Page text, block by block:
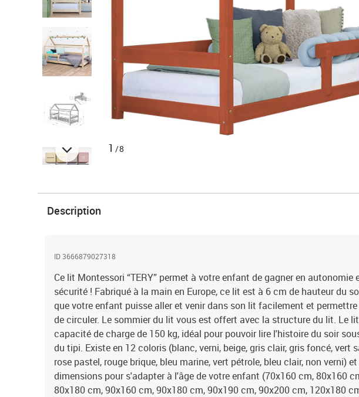
1 /8
Description
ID 3666879027318
Ce lit Montessori “TERY” permet à votre enfant de gagner en autonomie
sécurité ! Fabriqué à la main en Europe, ce lit est à 6 cm de hauteur du
que votre enfant puisse aller et venir dans son lit facilement et
de circuler. Le sommier du lit vous est offert avec la structure du lit. Le
capacité de charge de 150 kg, idéal pour pouvoir lire l'histoire du soir
du tipi. Existe en 12 coloris (blanc, verni, beige, gris clair, gris foncé, vert
rose pastel, rouge brique, bleu marine, vert pétrole, bleu clair, non verni)
dimensions pour s'adapter à l'âge de votre enfant (70x160 cm, 80x160
80x180 cm, 90x160 cm, 90x180 cm, 90x190 cm, 90x200 cm, 120x180